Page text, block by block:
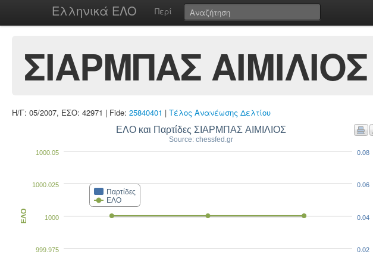
Ελληνικά ΕΛΟ Περί
ΣΙΑΡΜΠΑΣ ΑΙΜΙΛΙΟΣ
Η/Γ: 05/2007, ΕΣΟ: 42971 | Fide: 25840401 | Τέλος Ανανέωσης Δελτίου
ΕΛΟ και Παρτίδες ΣΙΑΡΜΠΑΣ ΑΙΜΙΛΙΟΣ
Source: chessfed.gr
Παρτίδες
ΕΛΟ
999.975
1000
1000.025
1000.05
ΕΛΟ
0.02
0.04
0.06
0.08